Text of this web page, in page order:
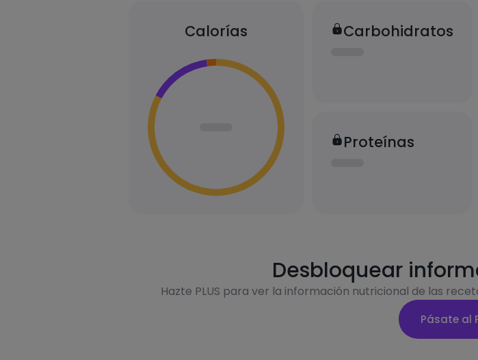
Calorías Carbohidratos
Proteínas
Desbloquear
Hazte PLUS para ver la información nutricional de las
Pásate al